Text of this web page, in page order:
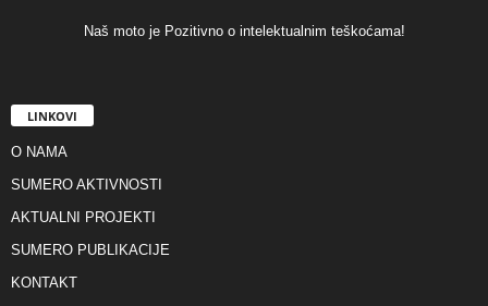
Naš moto je Pozitivno o intelektualnim teškoćama!
LINKOVI
O NAMA
SUMERO AKTIVNOSTI
AKTUALNI PROJEKTI
SUMERO PUBLIKACIJE
KONTAKT